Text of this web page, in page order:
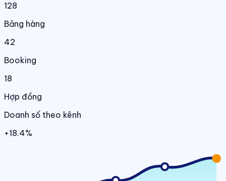
128
Bảng hàng
42
Booking
18
Hợp đồng
Doanh số theo kênh
+18.4%